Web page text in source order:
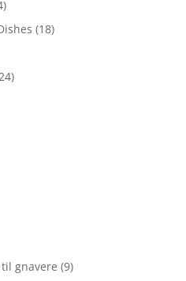
(18)
gnavere (9)